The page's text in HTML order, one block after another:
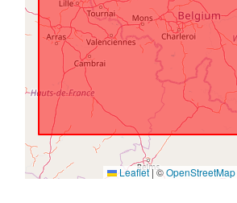
Leaflet|©OpenStreetMap